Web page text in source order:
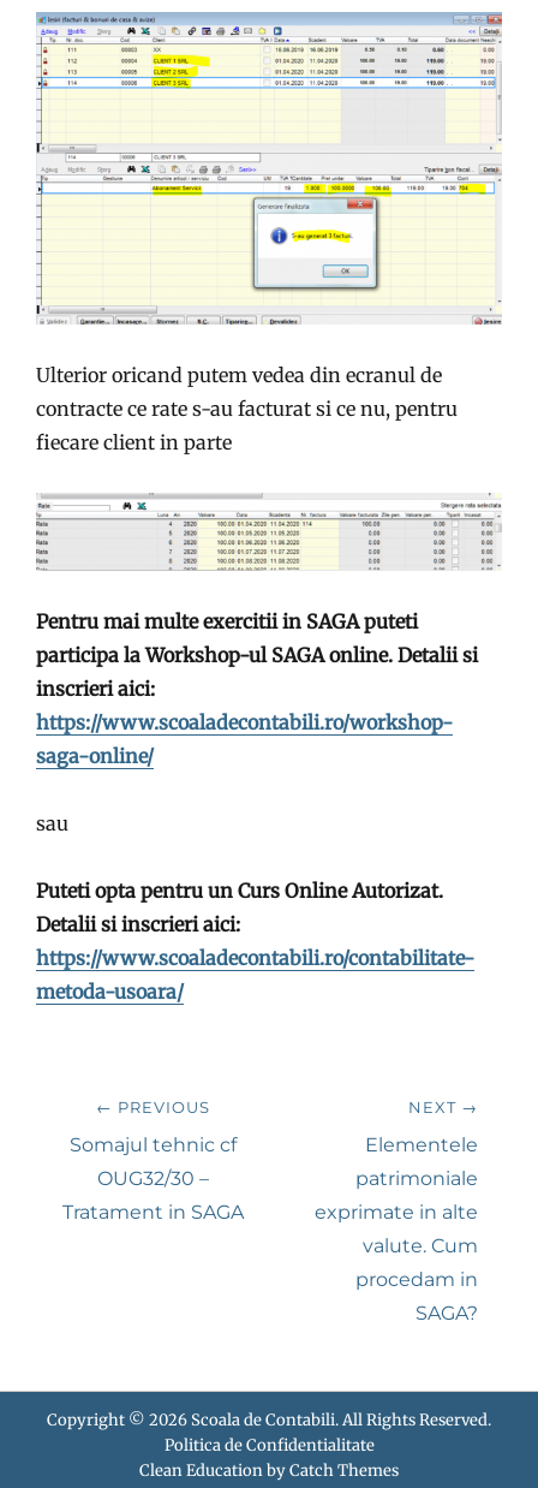
Ulterior oricand putem vedea din ecranul de
contracte ce rate s-au facturat si ce nu, pentru
fiecare client in parte
Pentru mai multe exercitii in SAGA puteti
participa la Workshop-ul SAGA online. Detalii si
inscrieri aici:
https://www.scoaladecontabili.ro/workshop-
saga-online/
sau
Puteti opta pentru un Curs Online Autorizat.
Detalii si inscrieri aici:
https://www.scoaladecontabili.ro/contabilitate-
metoda-usoara/
Navigare
articole
← PREVIOUS
Previous
post:
Somajul tehnic cf
OUG32/30 –
Tratament in SAGA
NEXT →
Elementele
patrimoniale
exprimate in alte
valute. Cum
procedam in
SAGA?
Copyright © 2026 Scoala de Contabili. All Rights Reserved.
Politica de Confidentialitate
Clean Education byCatch Themes